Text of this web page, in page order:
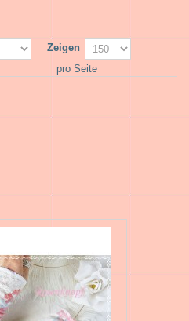
Zeigen
pro Seite